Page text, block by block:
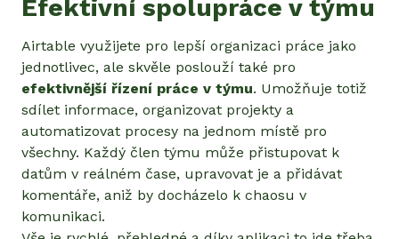
Efektivní spolupráce v týmu
Airtable využijete pro lepší organizaci práce jako
jednotlivec, ale skvěle poslouží také pro
efektivnější řízení práce v týmu. Umožňuje totiž
sdílet informace, organizovat projekty a
automatizovat procesy na jednom místě pro
všechny. Každý člen týmu může přistupovat k
datům v reálném čase, upravovat je a přidávat
komentáře, aniž by docházelo k chaosu v
komunikaci.